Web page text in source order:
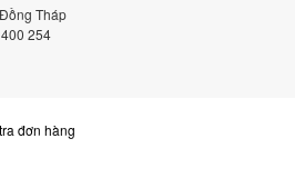
Tháp
254
đơn hàng